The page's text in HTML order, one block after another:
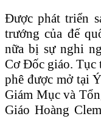
Ðược phát triển
trướng của đế
nữa bị sự nghi
Cơ Ðốc giáo. Tục
phê được mở tại
Giám Mục và
Giáo Hoàng